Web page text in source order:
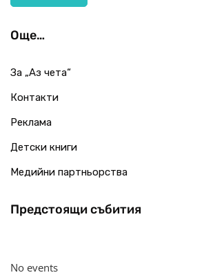
Още…
За „Аз чета“
Контакти
Реклама
Детски книги
Медийни партньорства
Предстоящи събития
No events